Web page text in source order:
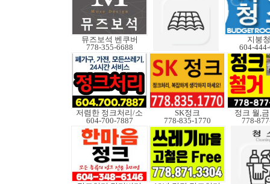
뮤즈보석 벤쿠버
778-355-6688
지붕
604-
저렴한 정크처리/소
604-700-7887
SK정크
778-835-1770
정크 월,
778-